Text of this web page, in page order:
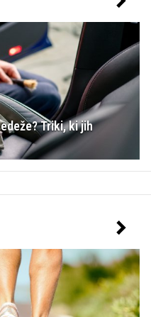
Triki, ki jih